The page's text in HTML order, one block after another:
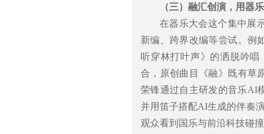
（三）融汇创演，用器
在器乐大会这个集中展
新编、跨界改编等尝试。例
听穿林打叶声》的洒脱吟
合，原创曲目《融》既有草
荣锋通过自主研发的音乐AI
并用笛子搭配AI生成的伴奏
观众看到国乐与前沿科技碰撞